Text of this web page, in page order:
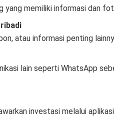
yang memiliki informasi dan
atau informasi penting
lain seperti WhatsApp
investasi melalui